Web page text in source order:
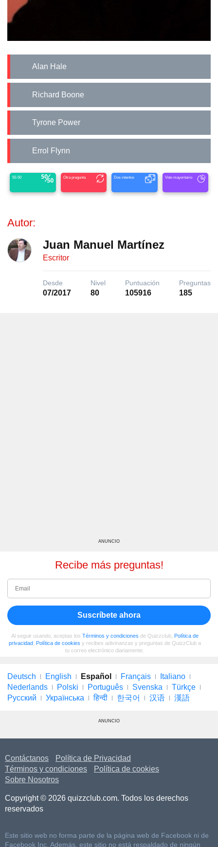
Alan Hale
Richard Boone
Tyrone Power
Errol Flynn
50-50 Otra pregunta Dos intentos Voto mayoritario
Autor:
Juan Manuel Martínez
Escritor
Desde
07/2017
Nivel
80
Puntuación
105916
Preguntas
185
ANUNCIO
Recibe más preguntas!
Suscríbete ahora
Al seguir usando, aceptas los Términos y condiciones de Quizzclub, Política de
privacidad, Política de cookies y recibes adivinanzas y preguntas de QuizzClub a
tu correo electrónico diariamente.
Deutsch English Español Français
Italiano
Nederlands
Polski Português Svenska
Türkçe
Русский
Українська हिन्दी 한국어 汉语 漢語
ANUNCIO
Contáctanos
Política de Privacidad
Términos y condiciones
Política de cookies
Sobre Nosotros
Copyright © 2026 quizzclub.com. Todos los derechos
reservados
Este sitio web no forma parte de la página web de Facebook ni de
Facebook Inc. Además, este sitio no está respaldado de ningún